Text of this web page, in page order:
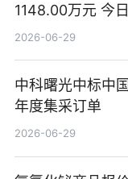
1148.00万元 今
2026-06-29
中科曙光中标中
年度集采订单
2026-06-29